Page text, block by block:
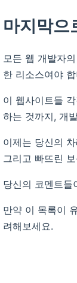
마지막으
모든 웹 개발자
한 리소스여야
이 웹사이트들
하는 것까지, 개
이제는 당신의
그리고 빠뜨린
당신의 코멘트
만약 이 목록이
려해보세요.